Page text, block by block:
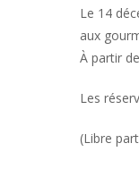
Le 14
aux
À partir
Les
(Libre